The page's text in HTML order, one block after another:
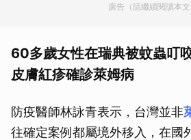
廣告（請繼續閱讀本文
60多歲女性在瑞典被蚊蟲叮
皮膚紅疹確診萊姆病
防疫醫師林詠青表示，台灣並非
往確定案例都屬境外移入，在國